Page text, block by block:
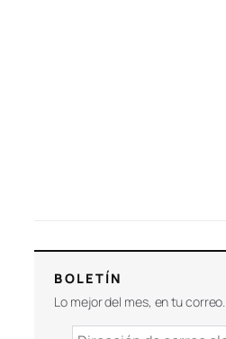
BOLETÍN
Lo mejor del mes, en tu correo.